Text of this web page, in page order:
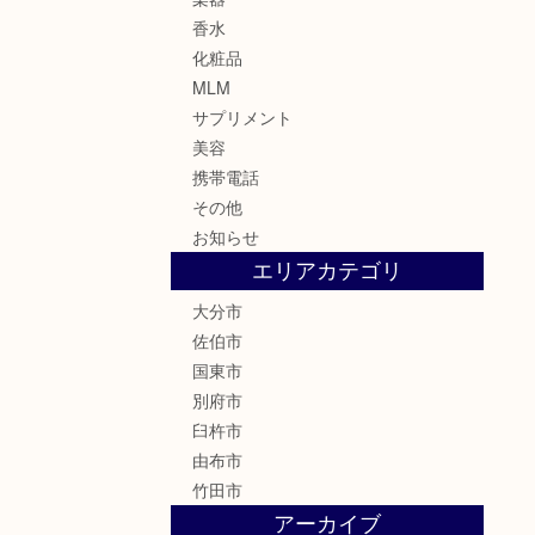
香水
化粧品
MLM
サプリメント
美容
携帯電話
その他
お知らせ
エリアカテゴリ
大分市
佐伯市
国東市
別府市
臼杵市
由布市
竹田市
アーカイブ